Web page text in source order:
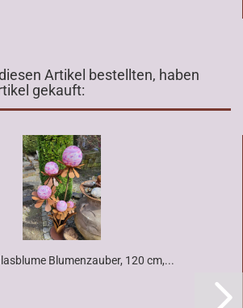
Artikel bestellten, haben
gekauft:
Blumenzauber, 120 cm,...